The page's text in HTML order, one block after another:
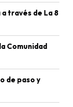
través de La 8
Comunidad
de paso y